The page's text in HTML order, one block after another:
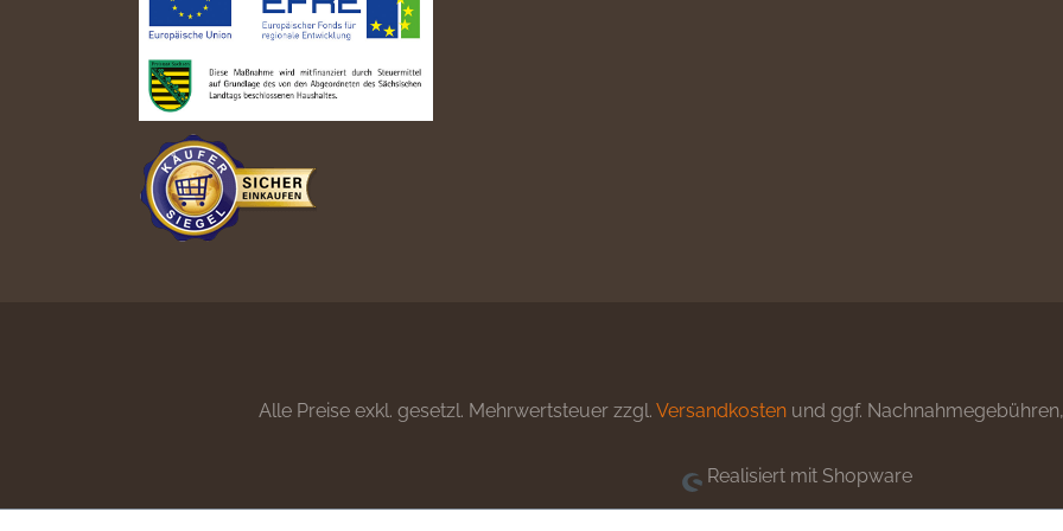
Alle Preise exkl. gesetzl. Mehrwertsteuer zzgl. Versandkosten und ggf.
Realisiert mit Shopware